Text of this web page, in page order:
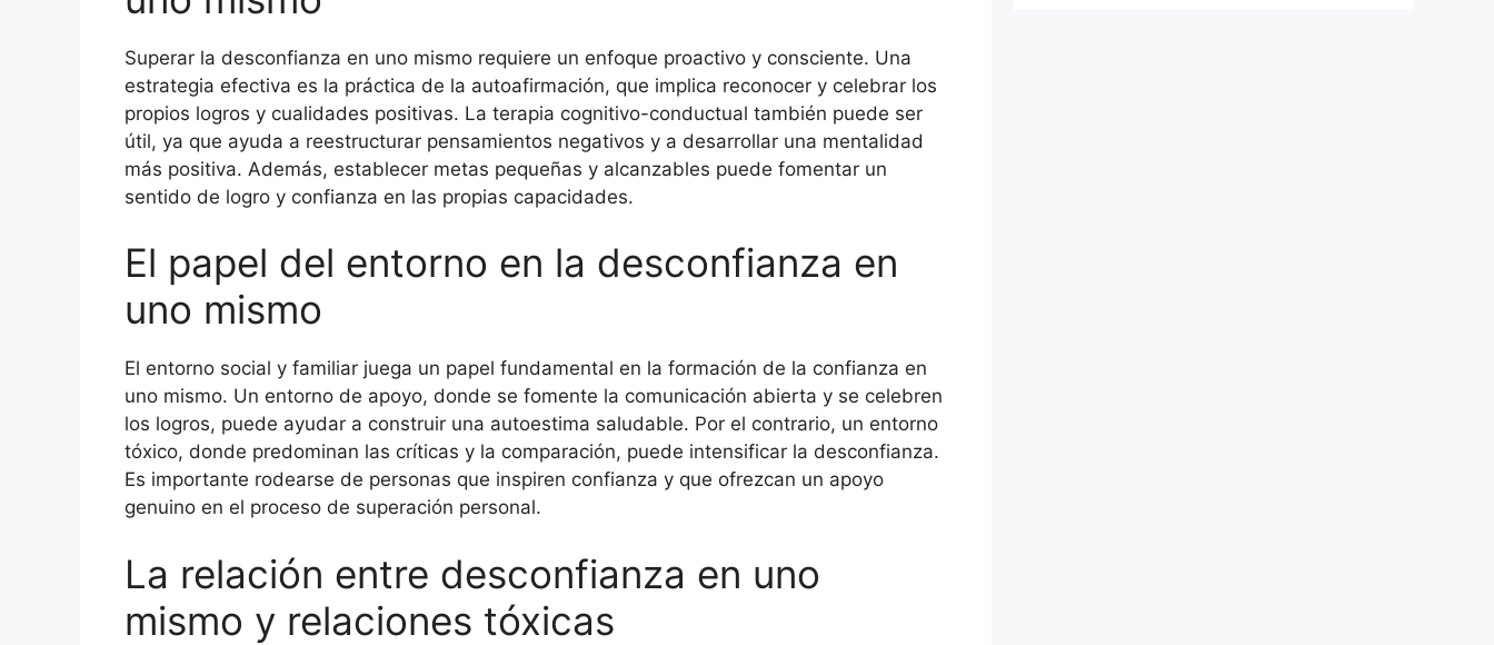
Superar la desconfianza en uno mismo requiere un enfoque proactivo y consciente. Una
estrategia efectiva es la práctica de la autoafirmación, que implica reconocer y celebrar los
propios logros y cualidades positivas. La terapia cognitivo-conductual también puede ser
útil, ya que ayuda a reestructurar pensamientos negativos y a desarrollar una mentalidad
más positiva. Además, establecer metas pequeñas y alcanzables puede fomentar un
sentido de logro y confianza en las propias capacidades.
El papel del entorno en la desconfianza en
uno mismo
El entorno social y familiar juega un papel fundamental en la formación de la confianza en
uno mismo. Un entorno de apoyo, donde se fomente la comunicación abierta y se celebren
los logros, puede ayudar a construir una autoestima saludable. Por el contrario, un entorno
tóxico, donde predominan las críticas y la comparación, puede intensificar la desconfianza.
Es importante rodearse de personas que inspiren confianza y que ofrezcan un apoyo
genuino en el proceso de superación personal.
La relación entre desconfianza en uno
mismo y relaciones tóxicas